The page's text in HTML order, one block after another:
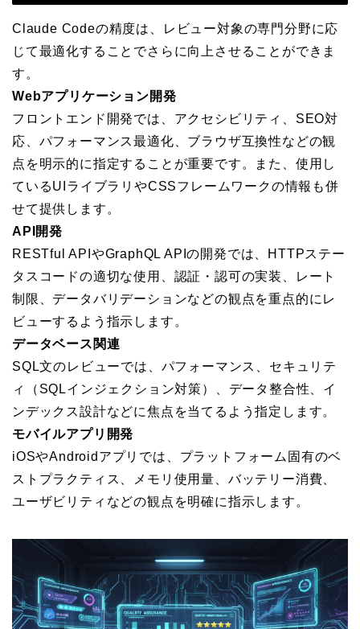
Claude Codeの精度は、レビュー対象の専門分野に応
じて最適化することでさらに向上させることができま
す。
Webアプリケーション開発
フロントエンド開発では、アクセシビリティ、SEO対
応、パフォーマンス最適化、ブラウザ互換性などの観
点を明示的に指定することが重要です。また、使用し
ているUIライブラリやCSSフレームワークの情報も併
せて提供します。
API開発
RESTful APIやGraphQL APIの開発では、HTTPステー
タスコードの適切な使用、認証・認可の実装、レート
制限、データバリデーションなどの観点を重点的にレ
ビューするよう指示します。
データベース関連
SQL文のレビューでは、パフォーマンス、セキュリテ
ィ（SQLインジェクション対策）、データ整合性、イ
ンデックス設計などに焦点を当てるよう指定します。
モバイルアプリ開発
iOSやAndroidアプリでは、プラットフォーム固有のベ
ストプラクティス、メモリ使用量、バッテリー消費、
ユーザビリティなどの観点を明確に指示します。